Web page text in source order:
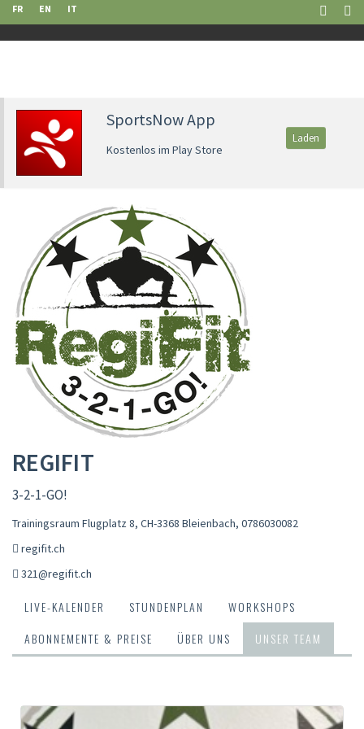
FR EN IT
SportsNow App
Kostenlos im Play Store
Laden
REGIFIT
3-2-1-GO!
Trainingsraum Flugplatz 8, CH-3368 Bleienbach, 0786030082
regifit.ch
321@regifit.ch
LIVE-KALENDER STUNDENPLAN
WORKSHOPS
ABONNEMENTE & PREISE
ÜBER UNS UNSER TEAM